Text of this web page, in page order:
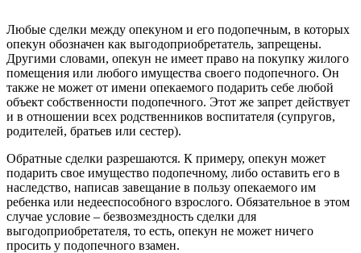
Любые сделки между опекуном и его подопечным, в которых
опекун обозначен как выгодоприобретатель, запрещены.
Другими словами, опекун не имеет право на покупку жилого
помещения или любого имущества своего подопечного. Он
также не может от имени опекаемого подарить себе любой
объект собственности подопечного. Этот же запрет действует
и в отношении всех родственников воспитателя (супругов,
родителей, братьев или сестер).
Обратные сделки разрешаются. К примеру, опекун может
подарить свое имущество подопечному, либо оставить его в
наследство, написав завещание в пользу опекаемого им
ребенка или недееспособного взрослого. Обязательное в этом
случае условие – безвозмездность сделки для
выгодоприобретателя, то есть, опекун не может ничего
просить у подопечного взамен.